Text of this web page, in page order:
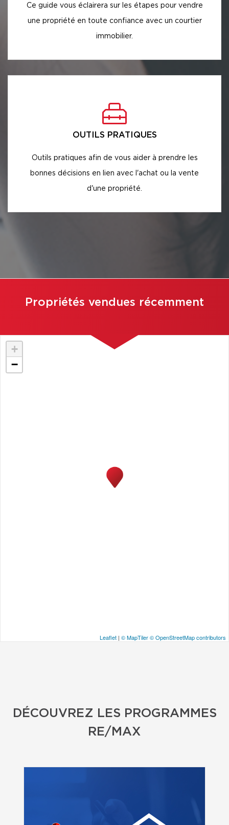
Ce guide vous éclairera sur les étapes pour vendre
une propriété en toute confiance avec un courtier
immobilier.
OUTILS PRATIQUES
Outils pratiques afin de vous aider à prendre les
bonnes décisions en lien avec l'achat ou la vente
d'une propriété.
Propriétés vendues récemment
+
−
Leaflet | © MapTiler© OpenStreetMap contributors
DÉCOUVREZ LES PROGRAMMES
RE/MAX